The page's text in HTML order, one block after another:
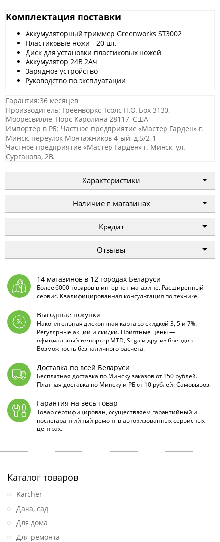
Комплектация поставки
Аккумуляторный триммер Greenworks ST3002
Пластиковые ножи - 20 шт.
Диск для установки пластиковых ножей
Аккумулятор 24В 2Ач
Зарядное устройство
Руководство по эксплуатации
Гарантия:36 месяцев
Производитель: Греенворкс Тоолс П.О. Боx 3130,
Мооресвилле, Норс Каролина 28117, США
Импортер в РБ: Частное предприятие «Мастер Гарден» г.
Минск, переулок Монтажников 4-ый, д.5/2-1
Частное предприятие «Мастер Гарден» г. Минск, ул.
Сурганова, 2В.
Характеристики
Наличие в магазинах
Кредит
Отзывы
14 магазинов в 12 городах Беларуси
Более 6000 товаров в интернет-магазине. Расширенный
сервис. Квалифицированная консультация по технике.
Выгодные покупки
Накопительная дисконтная карта со скидкой 3, 5 и 7%.
Регулярные акции и скидки. Приятные цены —
официальный импортёр MTD, Stiga и других брендов.
Возможность безналичного расчета.
Доставка по всей Беларуси
Бесплатная доставка по Минску заказов от 150 рублей.
Платная доставка по Минску и РБ от 10 рублей. Самовывоз.
Гарантия на весь товар
Товар сертифицирован, осуществляем гарантийный и
послегарантийный ремонт в авторизованных сервисных
центрах.
Каталог товаров
Karcher
Дача, сад
Для дома
Для ремонта